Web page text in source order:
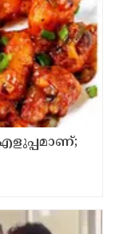
എളുപ്പമാണ്;